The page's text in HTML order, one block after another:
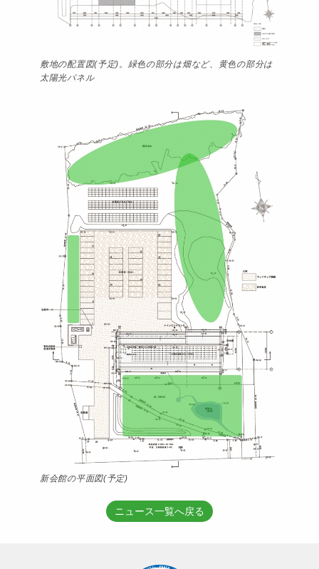
敷地の配置図(予定)。緑色の部分は畑など、黄色の部分は
太陽光パネル
新会館の平面図(予定)
ニュース一覧へ戻る